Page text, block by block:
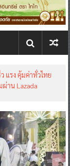
แรง คุ้มค่าทั่วไทย
ผ่าน Lazada